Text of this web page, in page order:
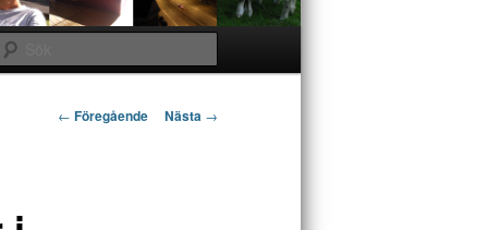
Inläggsnavigering
← Föregående Nästa →